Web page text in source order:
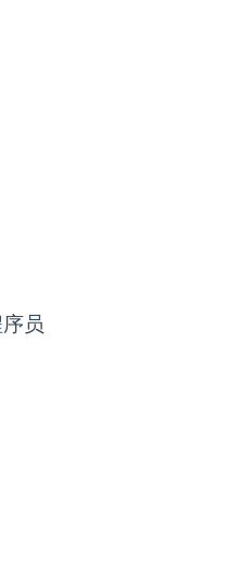
员